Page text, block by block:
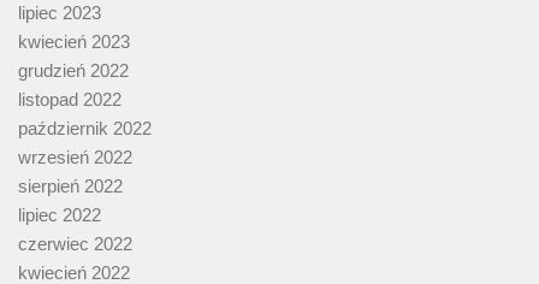
lipiec 2023
kwiecień 2023
grudzień 2022
listopad 2022
październik 2022
wrzesień 2022
sierpień 2022
lipiec 2022
czerwiec 2022
kwiecień 2022